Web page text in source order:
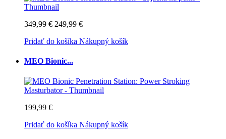
349,99 € 249,99 €
Pridať do košíka Nákupný košík
MEO Bionic...
199,99 €
Pridať do košíka Nákupný košík